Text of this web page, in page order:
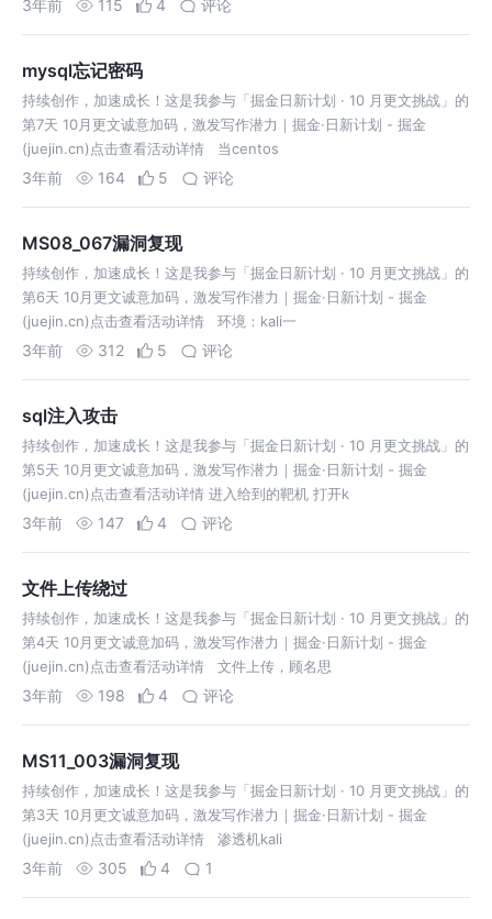
3年前 115 4 评论
mysql忘记密码
持续创作，加速成长！这是我参与「掘金日新计划 · 10 月更文挑战」的
第7天 10月更文诚意加码，激发写作潜力｜掘金·日新计划 - 掘金
(juejin.cn)点击查看活动详情 ​ 当centos
3年前 164 5 评论
MS08_067漏洞复现
持续创作，加速成长！这是我参与「掘金日新计划 · 10 月更文挑战」的
第6天 10月更文诚意加码，激发写作潜力｜掘金·日新计划 - 掘金
(juejin.cn)点击查看活动详情 ​ 环境：kali一
3年前 312 5 评论
sql注入攻击
持续创作，加速成长！这是我参与「掘金日新计划 · 10 月更文挑战」的
第5天 10月更文诚意加码，激发写作潜力｜掘金·日新计划 - 掘金
(juejin.cn)点击查看活动详情 进入给到的靶机 打开k
3年前 147 4 评论
文件上传绕过
持续创作，加速成长！这是我参与「掘金日新计划 · 10 月更文挑战」的
第4天 10月更文诚意加码，激发写作潜力｜掘金·日新计划 - 掘金
(juejin.cn)点击查看活动详情 ​ 文件上传，顾名思
3年前 198 4 评论
MS11_003漏洞复现
持续创作，加速成长！这是我参与「掘金日新计划 · 10 月更文挑战」的
第3天 10月更文诚意加码，激发写作潜力｜掘金·日新计划 - 掘金
(juejin.cn)点击查看活动详情 ​ 渗透机kali
3年前 305 4 1